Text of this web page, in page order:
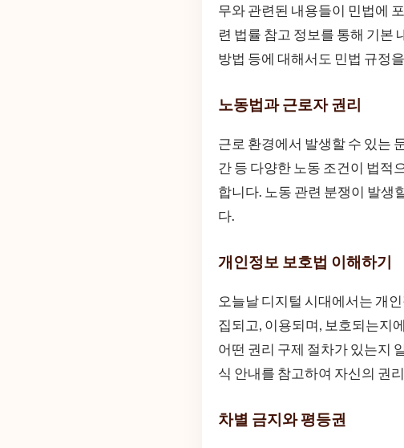
무와 관련된 내용들이 민법에
련 법률 참고 정보를 통해 기본
방법 등에 대해서도 민법 규정
노동법과 근로자 권리
근로 환경에서 발생할 수 있는
간 등 다양한 노동 조건이 법적
합니다. 노동 관련 분쟁이 발생
다.
개인정보 보호법 이해하기
오늘날 디지털 시대에서는 개
집되고, 이용되며, 보호되는지
어떤 권리 구제 절차가 있는지
식 안내를 참고하여 자신의 권
차별 금지와 평등권